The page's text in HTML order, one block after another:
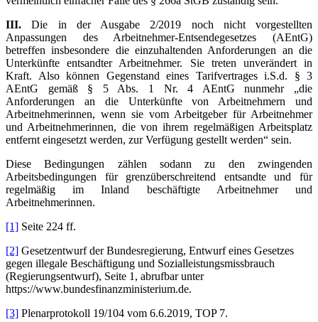
III. Die in der Ausgabe 2/2019 noch nicht vorgestellten
Anpassungen des Arbeitnehmer-Entsendegesetzes (AEntG)
betreffen insbesondere die einzuhaltenden Anforderungen an die
Unterkünfte entsandter Arbeitnehmer. Sie treten unverändert in
Kraft. Also können Gegenstand eines Tarifvertrages i.S.d. § 3
AEntG gemäß § 5 Abs. 1 Nr. 4 AEntG nunmehr „die
Anforderungen an die Unterkünfte von Arbeitnehmern und
Arbeitnehmerinnen, wenn sie vom Arbeitgeber für Arbeitnehmer
und Arbeitnehmerinnen, die von ihrem regelmäßigen Arbeitsplatz
entfernt eingesetzt werden, zur Verfügung gestellt werden“ sein.
Diese Bedingungen zählen sodann zu den zwingenden
Arbeitsbedingungen für grenzüberschreitend entsandte und für
regelmäßig im Inland beschäftigte Arbeitnehmer und
Arbeitnehmerinnen.
[1] Seite 224 ff.
[2] Gesetzentwurf der Bundesregierung, Entwurf eines Gesetzes
gegen illegale Beschäftigung und Sozialleistungsmissbrauch
(Regierungsentwurf), Seite 1, abrufbar unter
https://www.bundesfinanzministerium.de.
[3] Plenarprotokoll 19/104 vom 6.6.2019, TOP 7.